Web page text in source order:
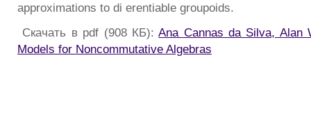
approximations to di erentiable groupoids.
Скачать в pdf (908 КБ):Ana Cannas da Silva, Alan
Models for Noncommutative Algebras